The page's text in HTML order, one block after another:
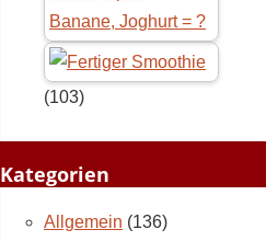
Banane, Joghurt = ?
(103)
Kategorien
Allgemein (136)